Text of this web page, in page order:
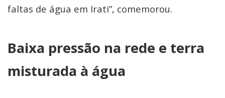
faltas de água em Irati”, comemorou.
Baixa pressão na rede e terra
misturada à água